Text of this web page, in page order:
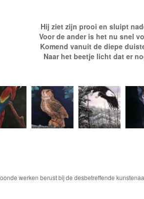
Hij ziet zijn prooi en sluipt
Voor de ander is het nu snel
Komend vanuit de diepe
Naar het beetje licht dat er
werken berust bij de desbetreffende